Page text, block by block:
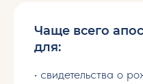
Чаще всего
для:
• свидетельства о
Свидетельства о